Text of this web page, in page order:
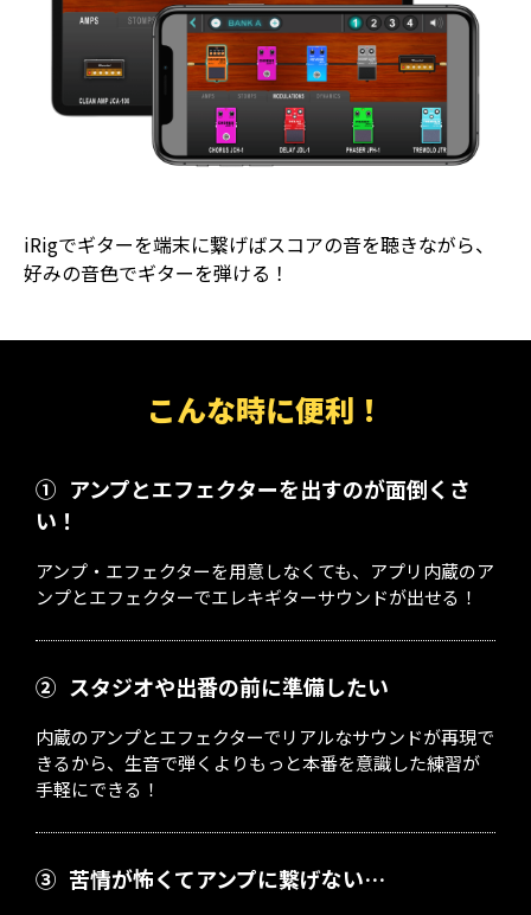
iRigでギターを端末に繋げばスコアの音を聴きながら、
好みの音色でギターを弾ける！
こんな時に便利！
① アンプとエフェクターを出すのが面倒くさ
い！
アンプ・エフェクターを用意しなくても、アプリ内蔵のア
ンプとエフェクターでエレキギターサウンドが出せる！
② スタジオや出番の前に準備したい
内蔵のアンプとエフェクターでリアルなサウンドが再現で
きるから、生音で弾くよりもっと本番を意識した練習が
手軽にできる！
③ 苦情が怖くてアンプに繋げない…